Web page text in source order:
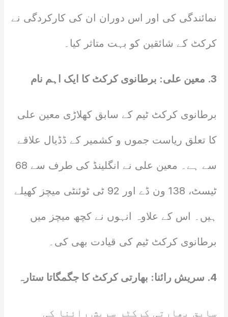
نمائندگی کی اور اس دوران ان کی کارکردگی نے
کرکٹ کے شائقین کو بہت متاثر کیا۔
3. معین علی: برطانوی کرکٹ کا ایک اہم نام
برطانوی کرکٹ ٹیم کے سابق کھلاڑی معین علی
کا تعلق ریاست جموں و کشمیر کے ڈڈیال علاقے
سے ہے۔ معین علی نے انگلینڈ کی طرف سے 68
ٹیسٹ، 138 ون ڈے اور 92 ٹی ٹوئنٹی میچز کھیلے
ہیں۔ اس کے علاوہ انہوں نے کچھ میچز میں
برطانوی کرکٹ ٹیم کی قیادت بھی کی۔
4. سریش رائنا: بھارتی کرکٹ کا جگمگاتا ستارہ
سابق بھارتی کرکٹر سریش رائنا کی